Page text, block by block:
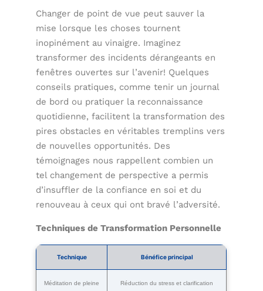
Changer de point de vue peut sauver la
mise lorsque les choses tournent
inopinément au vinaigre. Imaginez
transformer des incidents dérangeants en
fenêtres ouvertes sur l’avenir! Quelques
conseils pratiques, comme tenir un journal
de bord ou pratiquer la reconnaissance
quotidienne, facilitent la transformation des
pires obstacles en véritables tremplins vers
de nouvelles opportunités. Des
témoignages nous rappellent combien un
tel changement de perspective a permis
d’insuffler de la confiance en soi et du
renouveau à ceux qui ont bravé l’adversité.
Techniques de Transformation Personnelle
Technique Bénéfice principal
Méditation de pleine
Réduction du stress et clarification